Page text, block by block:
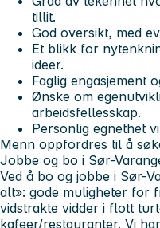
tillit.
God oversikt, med
Et blikk for
ideer.
Faglig engasjement
Ønske om
arbeidsfellesskap.
Personlig egnethet
Menn oppfordres til å
Jobbe og bo i Sør-
Ved å bo og jobbe i Sør-
alt»: gode muligheter for
vidstrakte vidder i flott
kafeer/restauranter. Vi